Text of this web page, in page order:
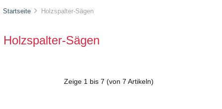
Startseite Holzspalter-Sägen
Holzspalter-Sägen
Zeige 1 bis7 (von7 Artikeln)